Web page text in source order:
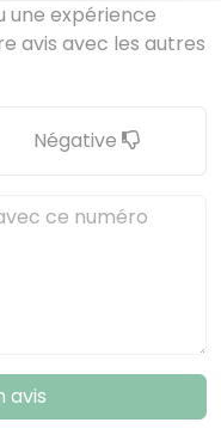
une expérience
avis avec les autres
Négative
avis